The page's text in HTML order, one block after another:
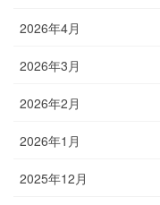
2026年4月
2026年3月
2026年2月
2026年1月
2025年12月